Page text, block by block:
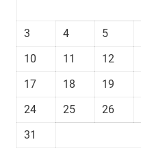
3
4 5
10
11 12
17
18 19
24
25 26
31